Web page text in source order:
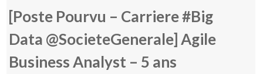
[Poste Pourvu – Carriere #Big
Data @SocieteGenerale] Agile
Business Analyst – 5 ans